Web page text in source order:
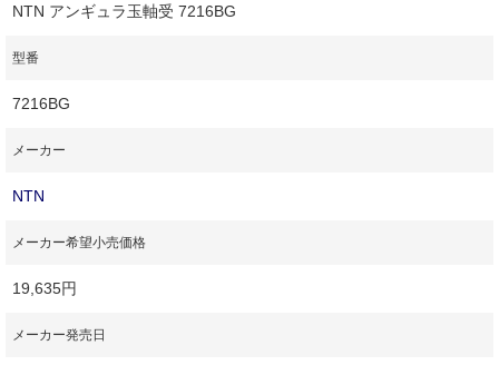
NTN アンギュラ玉軸受 7216BG
型番
7216BG
メーカー
NTN
メーカー希望小売価格
19,635円
メーカー発売日